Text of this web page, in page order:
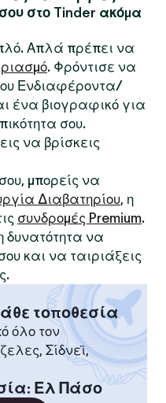
στο Tinder ακόμα
Απλά πρέπει να
. Φρόντισε να
Ενδιαφέροντα/
ένα βιογραφικό για
σου.
να βρίσκεις
μπορείς να
Διαβατηρίου, η
συνδρομές Premium.
δυνατότητα να
και να ταιριάξεις
τοποθεσία
όλο τον
Σίδνεϊ,
: Ελ Πάσο